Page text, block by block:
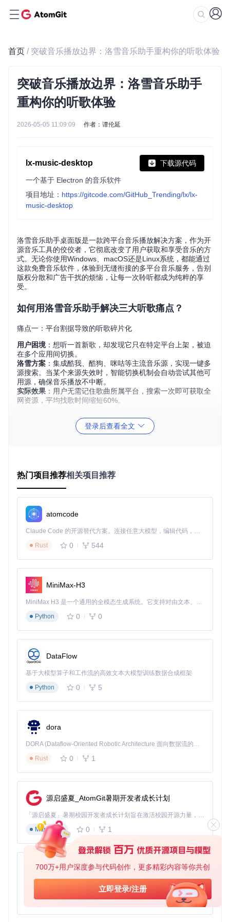
700万+用户深度参与代码创作，更多精彩内容等你共创
立即登录/注册
首页 / 突破音乐播放边界：洛雪音乐助手重构你的听歌体验
突破音乐播放边界：洛雪音乐助手
重构你的听歌体验
2026-05-05 11:09:09 作者：谭伦延
lx-music-desktop 下载源代码
一个基于 Electron 的音乐软件
项目地址： https://gitcode.com/GitHub_Trending/lx/lx-
music-desktop
洛雪音乐助手桌面版是一款跨平台音乐播放解决方案，作为开
源音乐工具的佼佼者，它彻底改变了用户获取和享受音乐的方
式。无论你使用Windows、macOS还是Linux系统，都能通过
这款免费音乐软件，体验到无缝衔接的多平台音乐服务，告别
版权分散和广告干扰的烦恼，让每一次聆听都成为纯粹的享
受。
如何用洛雪音乐助手解决三大听歌痛点？
痛点一：平台割据导致的听歌碎片化
用户困境：想听一首新歌，却发现它只在特定平台上架，被迫
在多个应用间切换。
洛雪方案 ：集成酷我、酷狗、咪咕等主流音乐源，实现一键多
源搜索。当某个来源失效时，智能切换机制会自动尝试其他可
用源，确保音乐播放不中断。
实际效果 ：用户无需记住歌曲所属平台，搜索一次即可获取全
网资源，平均找歌时间缩短60%。
痛点二：千篇一律的播放器界面
：长期面对单调的播放界面，无法与个人审美偏好匹
打造专属播放空间。
实际效果：根据用户反馈，个性化主题使听歌沉浸感提升4
0%，延长了平均使用时长。
痛点三：复杂功能与易用性的矛盾
法满足进阶需求。
洛雪方案：采用渐进式功能设计，核心操作一目了然，高级功
能如音效调节、歌词定制等则隐藏在二级菜单中，兼顾新手友
好度和专业用户需求。
实际效果
：新用户平均3分钟即可掌握基本操作，而专业用户
可通过快捷键组合实现复杂功能调用。
五大核心场景带你体验听歌自由
通勤路上的音乐伴侣
早高峰的地铁里，打开洛雪音乐助手的"通勤模式"，系统自动
根据你的听歌历史推荐适合的音乐，帮助你快速进入状态。支
持离线缓存功能，即使在网络不稳定的情况下也能流畅播放，
的音乐，提供纯 instrumental 背景音乐；而"提神模式"则会推
送节奏明快的曲目，帮助你保持思维活跃。通过快捷键快速切
换模式，无需中断工作流。
朋友聚会时，创建共享歌单功能让每个人都能添加喜欢的歌
曲，支持实时投票功能，热门歌曲自动置顶播放。配合可视化
音效频谱，让音乐不仅可听，更可观，营造热闹的派对氛围。
深夜独处的情感陪伴
失眠的夜晚，洛雪的"助眠模式"会根据音乐的BPM值自动生成
渐进式放松歌单，从轻快到舒缓，帮助你逐步进入睡眠状态。
配合暗色主题和低蓝光设置，减少视觉刺激，让音乐成为温柔
对于音乐创作者，洛雪提供精确到0.1秒的播放控制和音频可
视化功能，方便分析歌曲结构。内置的音效处理模块支持均衡
登录后查看全文
热门项目推荐相关项目推荐
atomcode
Claude Code 的开源替代方案。连接任意大模型，编辑代码，运行命令，自动验证 — 全自动执行。用 Rust 构建，极致性能。 ｜ An open-source alternative to Claude Code. Connect any LLM, edit code, run commands, and verify changes — autonomously. Built in Rust for speed. Get Started
Rust
0 544
MiniMax-H3
MiniMax H3 是一个通用的全模态生成系统。它支持对由文本、图像、视频和音频组成的多模态上下文进行统一理解，并能生成分辨率高达 2K、时长可达 15 秒的带原生立体声音频的视频。得益于面向任务泛化的系统设计，H3 在预训练阶段就已具备广泛的多模态上下文理解与生成能力，能够出色地执行复杂的多模态指令。
Python
0 0
DataFlow
基于大模型算子和工作流的高效文本大模型训练数据合成框架
Python
0 5
dora
DORA (Dataflow-Oriented Robotic Architecture 面向数据流的机器人架构) 是为 AI 与具身智能机器人打造的高性能开发框架，以数据流范式重构开发逻辑，原生支持分布式部署与端边云协同 —— 无需复杂适配，即可实现一体端到端具身大小脑、VLA等模型部署，无缝衔接感知、推理、控制全链路，让 AI 能力与机器人动作深度融合。 依托 Rust 内核与零拷贝通信技术，它将具身大小脑、VLA等模型推理、多模态数据融合延迟压缩至微秒级，同时兼容 ROS2 生态与国产 AI 芯片，彻底降低具身智能机器人的开发门槛，让分布式部署下的 AI 赋能创新更高效、更灵活。
Rust
0 1
源启盛夏_AtomGit暑期开发者成长计划
「源启盛夏」暑期校园开发者成长计划旨在激活校园开源力量，通过积分激励、认证扶持、资源倾斜等形式，引导高校组织和开发者完成「入驻 — 建项目 — 做贡献 — 获认证 — 得资源」的完整闭环。无论你是想带领社团入驻平台的组织者，还是希望用代码贡献证明自己的开发者，都能在这里找到属于你的成长路径。
Markdown
0 1
py-xiaozhi
基于Python的Xiaozhi AI，适用于想要完整Xiaozhi体验而无需拥有专用硬件的用户。
Python
0 1